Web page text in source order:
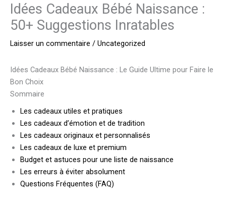
Idées Cadeaux Bébé Naissance :
50+ Suggestions Inratables
Laisser un commentaire / Uncategorized
Idées Cadeaux Bébé Naissance : Le Guide Ultime pour Faire le
Bon Choix
Sommaire
Les cadeaux utiles et pratiques
Les cadeaux d’émotion et de tradition
Les cadeaux originaux et personnalisés
Les cadeaux de luxe et premium
Budget et astuces pour une liste de naissance
Les erreurs à éviter absolument
Questions Fréquentes (FAQ)